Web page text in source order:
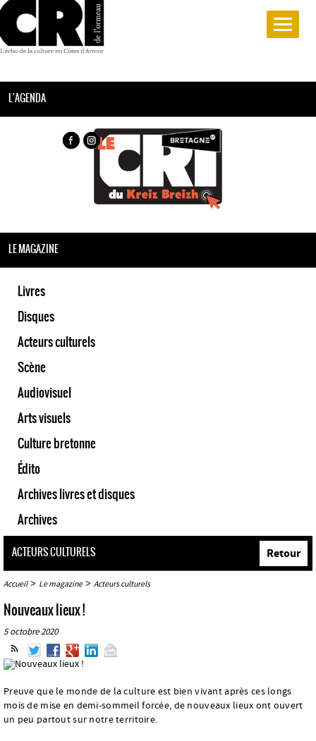
L'AGENDA
LE MAGAZINE
Livres
Disques
Acteurs culturels
Scène
Audiovisuel
Arts visuels
Culture bretonne
Édito
Archives livres et disques
Archives
ACTEURS CULTURELS
Accueil> Le magazine> Acteurs culturels
Retour
Nouveaux lieux !
5 octobre 2020
Preuve que le monde de la culture est bien vivant après ces longs
mois de mise en demi-sommeil forcée, de nouveaux lieux ont ouvert
un peu partout sur notre territoire.